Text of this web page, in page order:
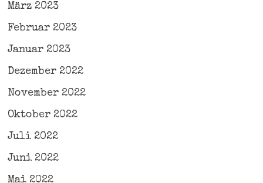
März 2023
Februar 2023
Januar 2023
Dezember 2022
November 2022
Oktober 2022
Juli 2022
Juni 2022
Mai 2022